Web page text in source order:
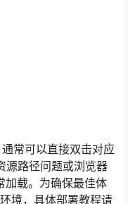
常可以直接双击对应
源路径问题或浏览器
加载。为确保最佳体
境，具体部署教程请